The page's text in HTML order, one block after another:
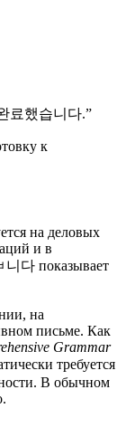
료했습니다.”
к
на деловых
и в
니다 показывает
на
письме. Как
Grammar
требуется
В обычном